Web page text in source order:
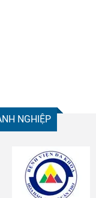
NGHIỆP